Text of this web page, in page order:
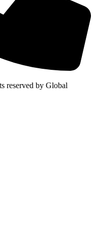
reserved by Global